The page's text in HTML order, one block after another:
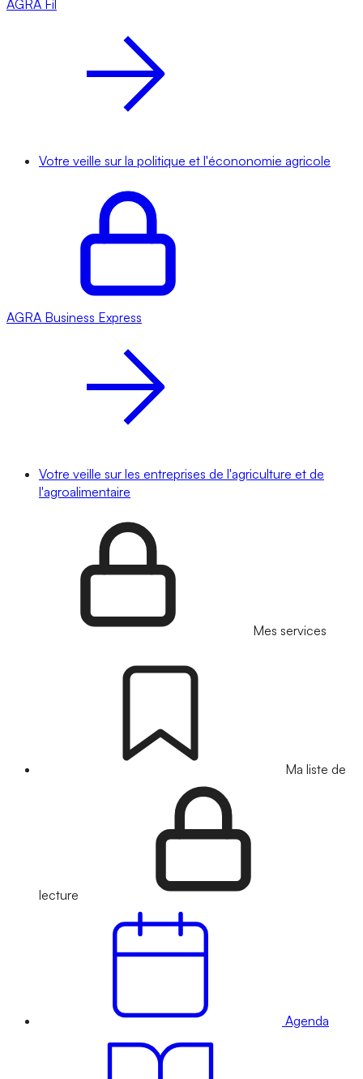
AGRA Fil
Votre veille sur la politique et l'écononomie agricole
AGRA Business Express
Votre veille sur les entreprises de l'agriculture et de
l'agroalimentaire
Mes services
Ma liste de
lecture
Agenda